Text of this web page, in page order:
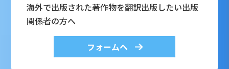
海外で出版された著作物を翻訳出版したい出版
関係者の方へ
フォームへ